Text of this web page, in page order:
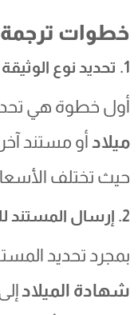
خطوات ترجمة
أول خطوة هي
ميلادأو مستند آخر)
حيث تختلف
2. إرسال المستند للمراجعة:
بمجرد تحديد
شهادة الميلادإلى